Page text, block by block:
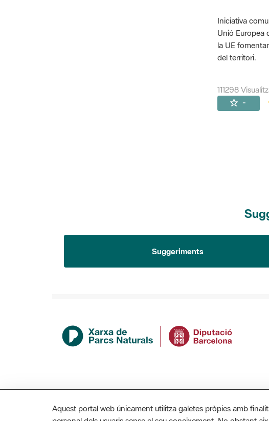
Iniciativa
Unió Europea
la UE
del territori.
111298
-
Suggeriments
Aquest portal web únicament utilitza galetes pròpies amb